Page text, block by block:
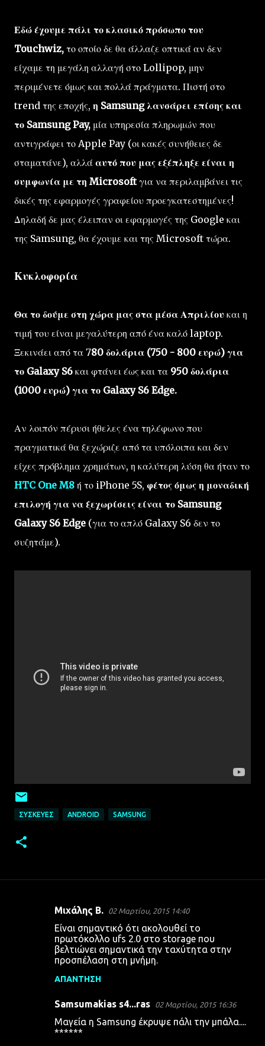
Εδώ έχουμε πάλι το κλασικό πρόσωπο του
Touchwiz, το οποίο δε θα άλλαζε οπτικά αν δεν
είχαμε τη μεγάλη αλλαγή στο Lollipop, μην
περιμένετε όμως και πολλά πράγματα. Πιστή στο
trend της εποχής, η Samsung λανσάρει επίσης και
το Samsung Pay, μία υπηρεσία πληρωμών που
αντιγράφει το Apple Pay (οι κακές συνήθειες δε
σταματάνε), αλλά αυτό που μας εξέπληξε είναι η
συμφωνία με τη Microsoftγια να περιλαμβάνει τις
δικές της εφαρμογές γραφείου προεγκατεστημένες!
Δηλαδή δε μας έλειπαν οι εφαρμογές της Google και
της Samsung, θα έχουμε και της Microsoft τώρα.
Κυκλοφορία
Θα το δούμε στη χώρα μας στα μέσα Απριλίου και η
τιμή του είναι μεγαλύτερη από ένα καλό laptop.
Ξεκινάει από τα 780 δολάρια (750 - 800 ευρώ) για
το Galaxy S6 και φτάνει έως και τα 950 δολάρια
(1000 ευρώ) για το Galaxy S6 Edge.
Αν λοιπόν πέρυσι ήθελες ένα τηλέφωνο που
πραγματικά θα ξεχώριζε από τα υπόλοιπα και δεν
είχες πρόβλημα χρημάτων, η καλύτερη λύση θα ήταν το
HTC One M8 ή το iPhone 5S, φέτος όμως η μοναδική
επιλογή για να ξεχωρίσεις είναι το Samsung
Galaxy S6 Edge (για το απλό Galaxy S6 δεν το
συζητάμε).
ΣΥΣΚΕΥΈΣ ANDROID SAMSUNG
Μιχάλης Β. 02 Μαρτίου, 2015 14:40
Είναι σημαντικό ότι ακολουθεί το
πρωτόκολλο ufs 2.0 στο storage που
βελτιώνει σημαντικά την ταχύτητα στην
προσπέλαση στη μνήμη.
ΑΠΆΝΤΗΣΗ
Samsumakias s4...ras 02 Μαρτίου, 2015 16:36
Μαγεία η Samsung έκρυψε πάλι την μπάλα....
******